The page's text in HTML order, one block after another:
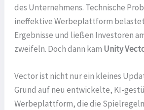
des Unternehmens. Technische
ineffektive Werbeplattform
Ergebnisse und ließen Investoren
zweifeln. Doch dann kam Unity
Vector ist nicht nur ein kleines
Grund auf neu entwickelte, KI-
Werbeplattform, die die